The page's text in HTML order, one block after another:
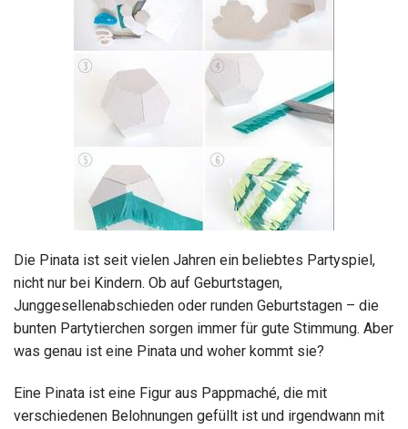
Die Pinata ist seit vielen Jahren ein beliebtes Partyspiel,
nicht nur bei Kindern. Ob auf Geburtstagen,
Junggesellenabschieden oder runden Geburtstagen – die
bunten Partytierchen sorgen immer für gute Stimmung. Aber
was genau ist eine Pinata und woher kommt sie?
Eine Pinata ist eine Figur aus Pappmaché, die mit
verschiedenen Belohnungen gefüllt ist und irgendwann mit